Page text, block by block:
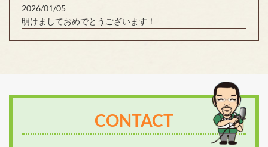
2026/01/05
明けましておめでとうございます！
CONTACT